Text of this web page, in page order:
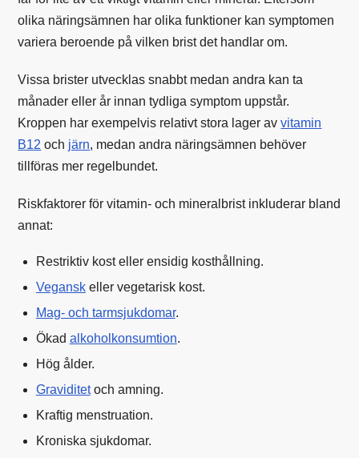
olika näringsämnen har olika funktioner kan symptomen
variera beroende på vilken brist det handlar om.
Vissa brister utvecklas snabbt medan andra kan ta
månader eller år innan tydliga symptom uppstår.
Kroppen har exempelvis relativt stora lager avvitamin
B12 och järn, medan andra näringsämnen behöver
tillföras mer regelbundet.
Riskfaktorer för vitamin- och mineralbrist inkluderar bland
annat:
Restriktiv kost eller ensidig kosthållning.
Veganskeller vegetarisk kost.
Mag- och tarmsjukdomar.
Ökad alkoholkonsumtion.
Hög ålder.
Graviditetoch amning.
Kraftig menstruation.
Kroniska sjukdomar.